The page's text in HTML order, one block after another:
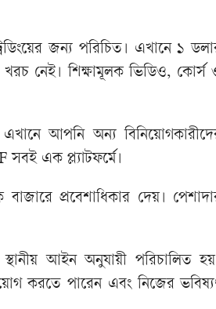
জন্য পরিচিত। এখানে ১
নেই। শিক্ষামূলক ভিডিও, কোর্স
আপনি অন্য
এক প্ল্যাটফর্মে।
প্রবেশাধিকার দেয়।
আইন অনুযায়ী পরিচালিত
করতে পারেন এবং নিজের